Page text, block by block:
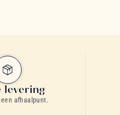
levering
afhaalpunt.